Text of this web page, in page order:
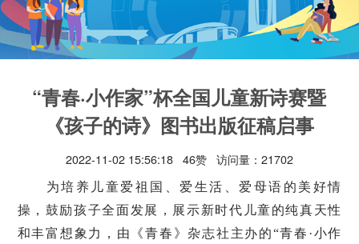
“青春·小作家”杯全国儿童新诗赛暨
《孩子的诗》图书出版征稿启事
2022-11-02 15:56:18 46赞 访问量：21702
为培养儿童爱祖国、爱生活、爱母语的美好情
操，鼓励孩子全面发展，展示新时代儿童的纯真天性
和丰富想象力，由《青春》杂志社主办的“青春·小作